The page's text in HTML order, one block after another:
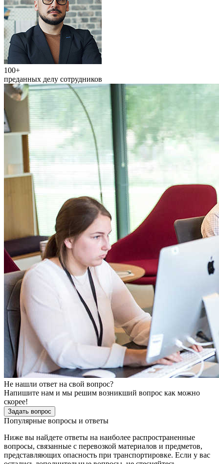
100+
преданных делу сотрудников
Не нашли ответ на свой вопрос?
Напишите нам и мы решим возникший вопрос как можно
скорее!
Задать вопрос
Популярные вопросы и ответы
Ниже вы найдете ответы на наиболее распространенные
вопросы, связанные с перевозкой материалов и предметов,
представляющих опасность при транспортировке. Если у вас